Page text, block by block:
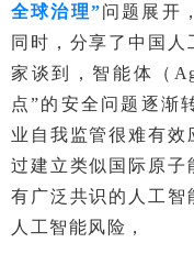
全球治理”问题展开
同时，分享了中国
家谈到，智能体（
点”的安全问题逐渐
业自我监管很难有效
过建立类似国际原子
有广泛共识的人工智
人工智能风险，